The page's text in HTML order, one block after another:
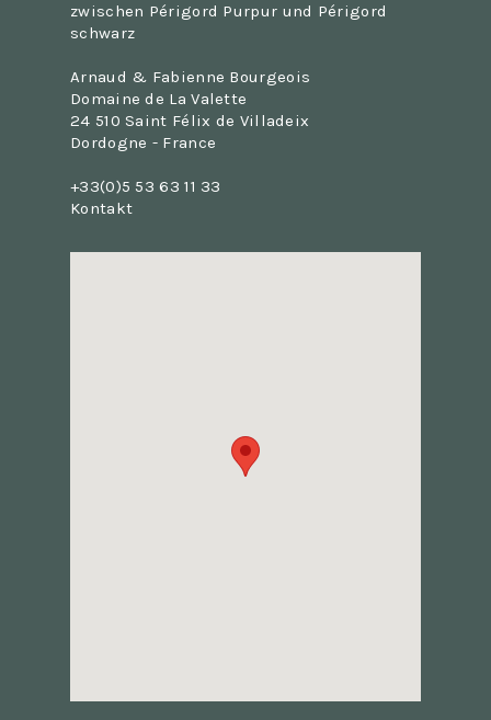
zwischen Périgord Purpur und Périgord
schwarz
Arnaud & Fabienne Bourgeois
Domaine de La Valette
24 510 Saint Félix de Villadeix
Dordogne - France
+33(0)5 53 63 11 33
Kontakt